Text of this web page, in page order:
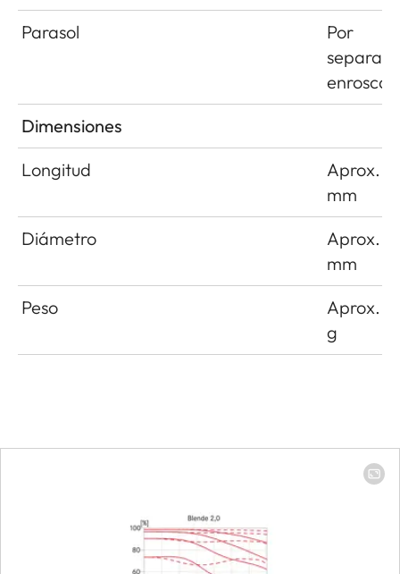
Parasol
Por
Dimensiones
Longitud
Aprox.
mm
Diámetro
Aprox.
mm
Peso
Aprox.
g